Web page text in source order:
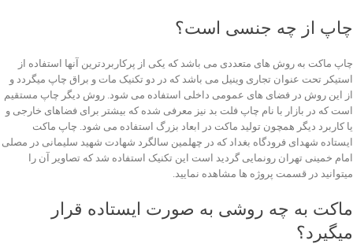
چاپ از چه جنسی است؟
چاپ ماکت به روش های متعددی می باشد که یکی از پرکاربردترین آنها استفاده از
استیکر تحت عنوان تجاری وینیل می باشد که در دو تکنیک مات و براق چاپ میگردد و
از این روش در فضای های عمومی داخلی استفاده می شود. روش دیگر چاپ مستقیم
است که در بازار با نام چاپ فلت بد نیز معرفی شده که بیشتر برای فضاهای خارجی و
یا کاربرد دیگر همچون تولید ماکت در ابعاد بزرگ استفاده می شود. چاپ ماکت
ایستاده شهدای فرودگاه بغداد که در چهلمین سالگرد شهادت شهید سلیمانی در مصلی
امام خمینی تهران رونمایی گردید است این تکنیک استفاده شد که تصاویر آن را
میتوانید در قسمت پروژه ها مشاهده نمایید.
ماکت به چه روشی به صورت ایستاده قرار
میگیرد؟